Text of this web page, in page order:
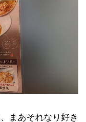
まあそれなり好き